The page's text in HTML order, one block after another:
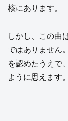
核にあります。
しかし、この曲
ではありません
を認めたうえで
ように思えます。